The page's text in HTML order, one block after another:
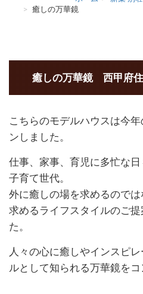
癒しの万華鏡 西
癒しの万華鏡 西甲府
こちらのモデルハウスは今
ンしました。
仕事、家事、育児に多忙な
子育て世代。
外に癒しの場を求めるので
求めるライフスタイルのご
た。
人々の心に癒しやインスピ
ルとして知られる万華鏡をコ